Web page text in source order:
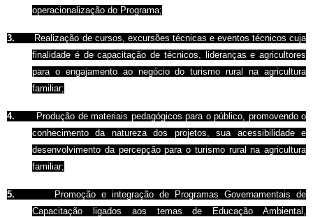
operacionalização do Programa;
3.
Realização de cursos, excursões técnicas e eventos técnicos cuja
finalidade é de capacitação de técnicos, lideranças e agricultores
para o engajamento ao negócio do turismo rural na agricultura
familiar;
4.
Produção de materiais pedagógicos para o público, promovendo o
conhecimento da natureza dos projetos, sua acessibilidade e
desenvolvimento da percepção para o turismo rural na agricultura
familiar;
5.
Promoção e integração de Programas Governamentais de
Capacitação ligados aos temas de Educação Ambiental,